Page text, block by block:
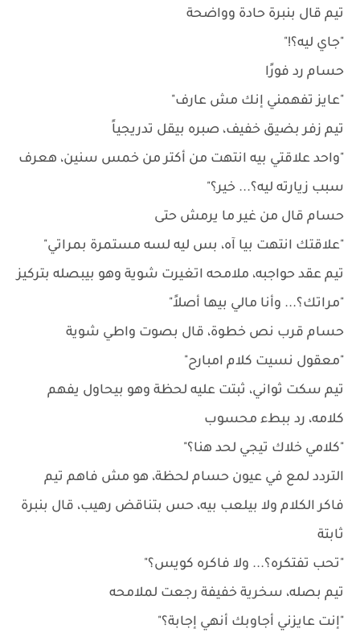
تيم قال بنبرة حادة وواضحة
"جاي ليه؟!"
حسام رد فورًا
"عايز تفهمني إنك مش عارف"
تيم زفر بضيق خفيف، صبره بيقل تدريجياً
"واحد علاقتي بيه انتهت من أكتر من خمس سنين، هعرف
سبب زيارته ليه؟... خير؟"
حسام قال من غير ما يرمش حتى
"علاقتك انتهت بيا آه، بس ليه لسه مستمرة بمراتي"
تيم عقد حواجبه، ملامحه اتغيرت شوية وهو بيبصله بتركيز
"مراتك؟... وأنا مالي بيها أصلاً"
حسام قرب نص خطوة، قال بصوت واطي شوية
"معقول نسيت كلام امبارح"
تيم سكت ثواني، ثبتت عليه لحظة وهو بيحاول يفهم
كلامه، رد ببطء محسوب
"كلامي خلاك تيجي لحد هنا؟"
التردد لمع في عيون حسام لحظة، هو مش فاهم تيم
فاكر الكلام ولا بيلعب بيه، حس بتناقض رهيب، قال بنبرة
ثابتة
"تحب تفتكره؟... ولا فاكره كويس؟"
تيم بصله، سخرية خفيفة رجعت لملامحه
"إنت عايزني أجاوبك أنهي إجابة؟"